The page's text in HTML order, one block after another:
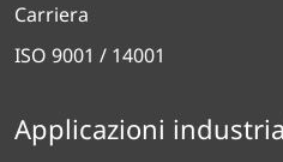
Carriera
ISO 9001 / 14001
Applicazioni